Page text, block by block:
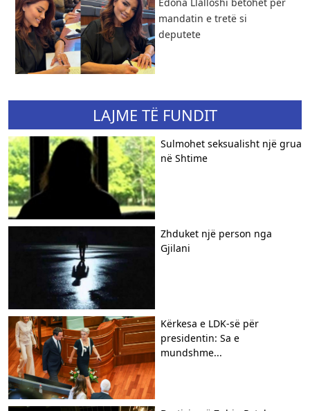
mandatin e tretë si
deputete
LAJME TË FUNDIT
Sulmohet seksualisht një grua
në Shtime
Zhduket një person nga
Gjilani
Kërkesa e LDK-së për
presidentin: Sa e
mundshme...